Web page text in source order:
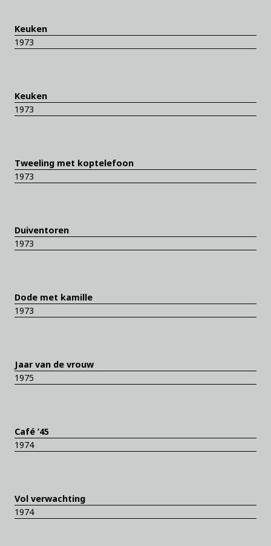
Keuken
1973
Keuken
1973
Tweeling met koptelefoon
1973
Duiventoren
1973
Dode met kamille
1973
Jaar van de vrouw
1975
Café ’45
1974
Vol verwachting
1974